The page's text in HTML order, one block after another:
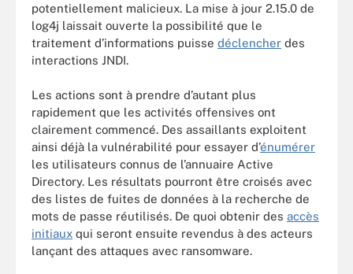
potentiellement malicieux. La mise à jour 2.15.0 de
log4j laissait ouverte la possibilité que le
traitement d’informations puisse déclencher des
interactions JNDI.
Les actions sont à prendre d’autant plus
rapidement que les activités offensives ont
clairement commencé. Des assaillants exploitent
ainsi déjà la vulnérabilité pour essayer d’énumérer
les utilisateurs connus de l’annuaire Active
Directory. Les résultats pourront être croisés avec
des listes de fuites de données à la recherche de
mots de passe réutilisés. De quoi obtenir des accès
initiaux qui seront ensuite revendus à des acteurs
lançant des attaques avec ransomware.